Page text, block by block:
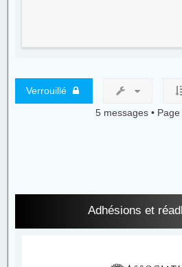
Verrouillé
5 messages • Page
Adhésions et